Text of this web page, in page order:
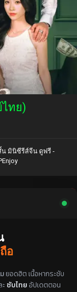
ทย)
น มินิซีรีส์จีน ดูฟรี -
อ
ยอดฮิต เนื้อหากระชับ
ซับไทยอัปเดตตอน